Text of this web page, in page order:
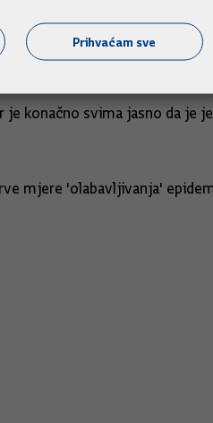
škole.
konačno svima jasno da je
mjere 'olabavljivanja'
Prihvaćam sve